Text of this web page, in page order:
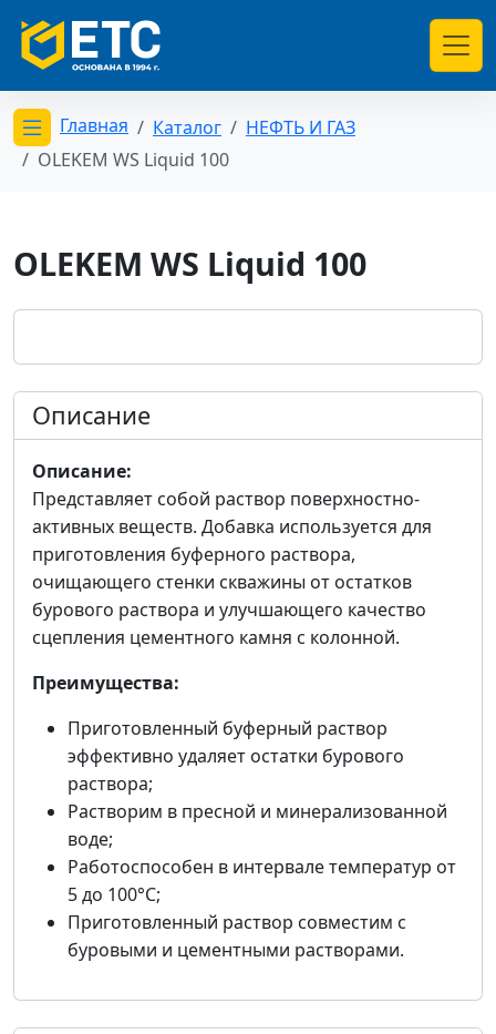
Открыть меню категорий
Главная Каталог
НЕФТЬ И ГАЗ
OLEKEM WS Liquid 100
OLEKEM WS Liquid 100
Описание
Описание:
Представляет собой раствор поверхностно-
активных веществ. Добавка используется для
приготовления буферного раствора,
очищающего стенки скважины от остатков
бурового раствора и улучшающего качество
сцепления цементного камня с колонной.
Преимущества:
Приготовленный буферный раствор
эффективно удаляет остатки бурового
раствора;
Растворим в пресной и минерализованной
воде;
Работоспособен в интервале температур от
5 до 100°С;
Приготовленный раствор совместим с
буровыми и цементными растворами.